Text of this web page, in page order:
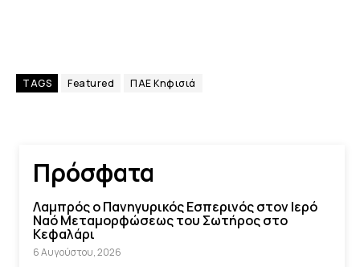
TAGS Featured ΠΑΕ Κηφισιά
Πρόσφατα
Λαμπρός ο Πανηγυρικός Εσπερινός στον Ιερό
Ναό Μεταμορφώσεως του Σωτήρος στο
Κεφαλάρι
6 Αυγούστου, 2026